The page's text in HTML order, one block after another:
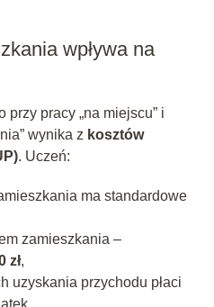
wpływa na
przy pracy „na miejscu” i
wynika z kosztów
. Uczeń:
ma standardowe
zamieszkania –
zł,
uzyskania przychodu płaci